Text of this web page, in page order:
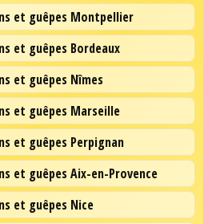
et guêpes Montpellier
et guêpes Bordeaux
et guêpes Nîmes
et guêpes Marseille
et guêpes Perpignan
et guêpes Aix-en-Provence
et guêpes Nice